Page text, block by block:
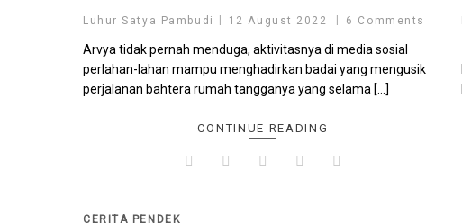
Luhur Satya Pambudi 12 August 2022 6 Comments
Arvya tidak pernah menduga, aktivitasnya di media sosial
perlahan-lahan mampu menghadirkan badai yang mengusik
perjalanan bahtera rumah tangganya yang selama […]
CONTINUE READING
CERITA PENDEK